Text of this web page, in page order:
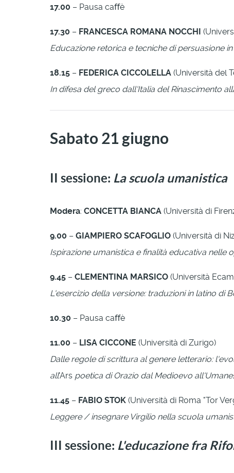
17.00 – Pausa caﬀè
17.30 – FRANCESCA ROMANA NOCCHI
Educazione retorica e tecniche di persuasione
18.15 – FEDERICA CICCOLELLA (Università del
In difesa del greco dall'Italia del Rinascimento
Sabato 21 giugno
II sessione: La scuola umanistica
Modera: CONCETTA BIANCA (Università di
9.00 – GIAMPIERO SCAFOGLIO (Università di
Ispirazione umanistica e ﬁnalità educativa nelle
9.45 – CLEMENTINA MARSICO (Università
L'esercizio della versione: traduzioni in latino di
10.30 – Pausa caﬀè
11.00 – LISA CICCONE (Università di Zurigo)
Dalle regole di scrittura al genere letterario:
all'Ars poetica di Orazio dal Medioevo
11.45 – FABIO STOK (Università di Roma "Tor
Leggere / insegnare Virgilio nella scuola
III sessione: L'educazione fra